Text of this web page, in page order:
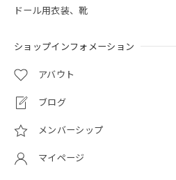
ドール用衣装、靴
ショップインフォメーション
アバウト
ブログ
メンバーシップ
マイページ